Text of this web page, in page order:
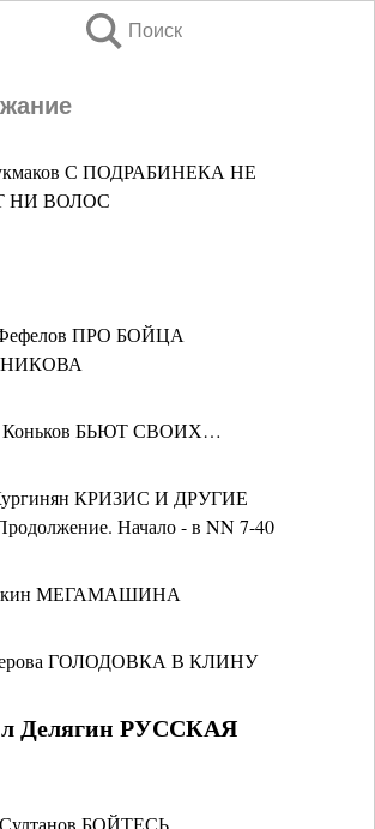
Поиск
С ПОДРАБИНЕКА НЕ
НИ ВОЛОС
ПРО БОЙЦА
Коньков БЬЮТ СВОИХ…
КРИЗИС И ДРУГИЕ
Начало - в NN 7-40
МЕГАМАШИНА
ГОЛОДОВКА В КЛИНУ
Делягин РУССКАЯ
БОЙТЕСЬ